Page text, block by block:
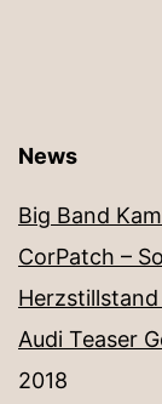
News
Big Band
CorPatch –
Audi Teaser
2018